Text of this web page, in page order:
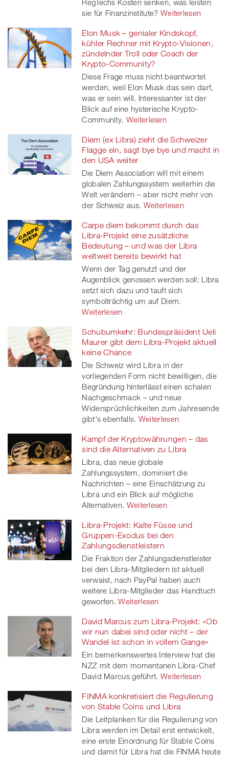
RegTechs Kosten senken, was leisten
sie für Finanzinstitute? Weiterlesen
Elon Musk – genialer Kindskopf,
kühler Rechner mit Krypto-Visionen,
zündelnder Troll oder Coach der
Krypto-Community?
Diese Frage muss nicht beantwortet
werden, weil Elon Musk das sein darf,
was er sein will. Interessanter ist der
Blick auf eine hysterische Krypto-
Community. Weiterlesen
Diem (ex Libra) zieht die Schweizer
Flagge ein, sagt bye bye und macht in
den USA weiter
Die Diem Association will mit einem
globalen Zahlungssystem weiterhin die
Welt verändern – aber nicht mehr von
der Schweiz aus. Weiterlesen
Carpe diem bekommt durch das
Libra-Projekt eine zusätzliche
Bedeutung – und was der Libra
weltweit bereits bewirkt hat
Wenn der Tag genutzt und der
Augenblick genossen werden soll: Libra
setzt sich dazu und tauft sich
symbolträchtig um auf Diem.
Weiterlesen
Schubumkehr: Bundespräsident Ueli
Maurer gibt dem Libra-Projekt aktuell
keine Chance
Die Schweiz wird Libra in der
vorliegenden Form nicht bewilligen, die
Begründung hinterlässt einen schalen
Nachgeschmack – und neue
Widersprüchlichkeiten zum Jahresende
gibt's ebenfalls. Weiterlesen
Kampf der Kryptowährungen – das
sind die Alternativen zu Libra
Libra, das neue globale
Zahlungssystem, dominiert die
Nachrichten – eine Einschätzung zu
Libra und ein Blick auf mögliche
Alternativen. Weiterlesen
Libra-Projekt: Kalte Füsse und
Gruppen-Exodus bei den
Zahlungsdienstleistern
Die Fraktion der Zahlungsdienstleister
bei den Libra-Mitgliedern ist aktuell
verwaist, nach PayPal haben auch
weitere Libra-Mitglieder das Handtuch
geworfen. Weiterlesen
David Marcus zum Libra-Projekt: «Ob
wir nun dabei sind oder nicht – der
Wandel ist schon in vollem Gange»
Ein bemerkenswertes Interview hat die
NZZ mit dem momentanen Libra-Chef
David Marcus geführt. Weiterlesen
FINMA konkretisiert die Regulierung
von Stable Coins und Libra
Die Leitplanken für die Regulierung von
Libra werden im Detail erst entwickelt,
eine erste Einordnung für Stable Coins
und damit für Libra hat die FINMA heute